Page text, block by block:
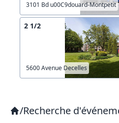
3101 Bd u00C9douard-Montpetit
2 1/2
5600 Avenue Decelles
/Recherche